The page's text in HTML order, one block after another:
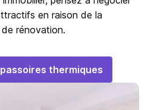
en raison de la
rénovation.
thermiques